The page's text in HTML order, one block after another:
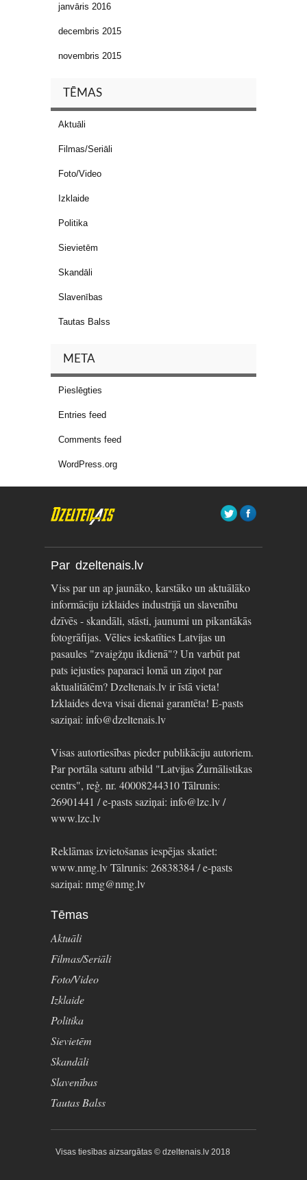
janvāris 2016
decembris 2015
novembris 2015
TĒMAS
Aktuāli
Filmas/Seriāli
Foto/Video
Izklaide
Politika
Sievietēm
Skandāli
Slavenības
Tautas Balss
META
Pieslēgties
Entries feed
Comments feed
WordPress.org
Par dzeltenais.lv
Viss par un ap jaunāko, karstāko un aktuālāko
informāciju izklaides industrijā un slavenību
dzīvēs - skandāli, stāsti, jaunumi un pikantākās
fotogrāfijas. Vēlies ieskatīties Latvijas un
pasaules "zvaigžņu ikdienā"? Un varbūt pat
pats iejusties paparaci lomā un ziņot par
aktualitātēm? Dzeltenais.lv ir īstā vieta!
Izklaides deva visai dienai garantēta! E-pasts
saziņai: info@dzeltenais.lv
Visas autortiesības pieder publikāciju autoriem.
Par portāla saturu atbild "Latvijas Žurnālistikas
centrs", reģ. nr. 40008244310 Tālrunis:
26901441 / e-pasts saziņai: info@lzc.lv /
www.lzc.lv
Reklāmas izvietošanas iespējas skatiet:
www.nmg.lv Tālrunis: 26838384 / e-pasts
saziņai: nmg@nmg.lv
Tēmas
Aktuāli
Filmas/Seriāli
Foto/Video
Izklaide
Politika
Sievietēm
Skandāli
Slavenības
Tautas Balss
Visas tiesības aizsargātas © dzeltenais.lv 2018